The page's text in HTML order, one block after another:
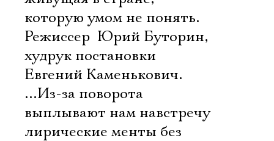
которую умом не понять.
Режиссер  Юрий Буторин,
худрук постановки 
Евгений Каменькович.
…Из-за поворота
выплывают нам навстречу
лирические менты без